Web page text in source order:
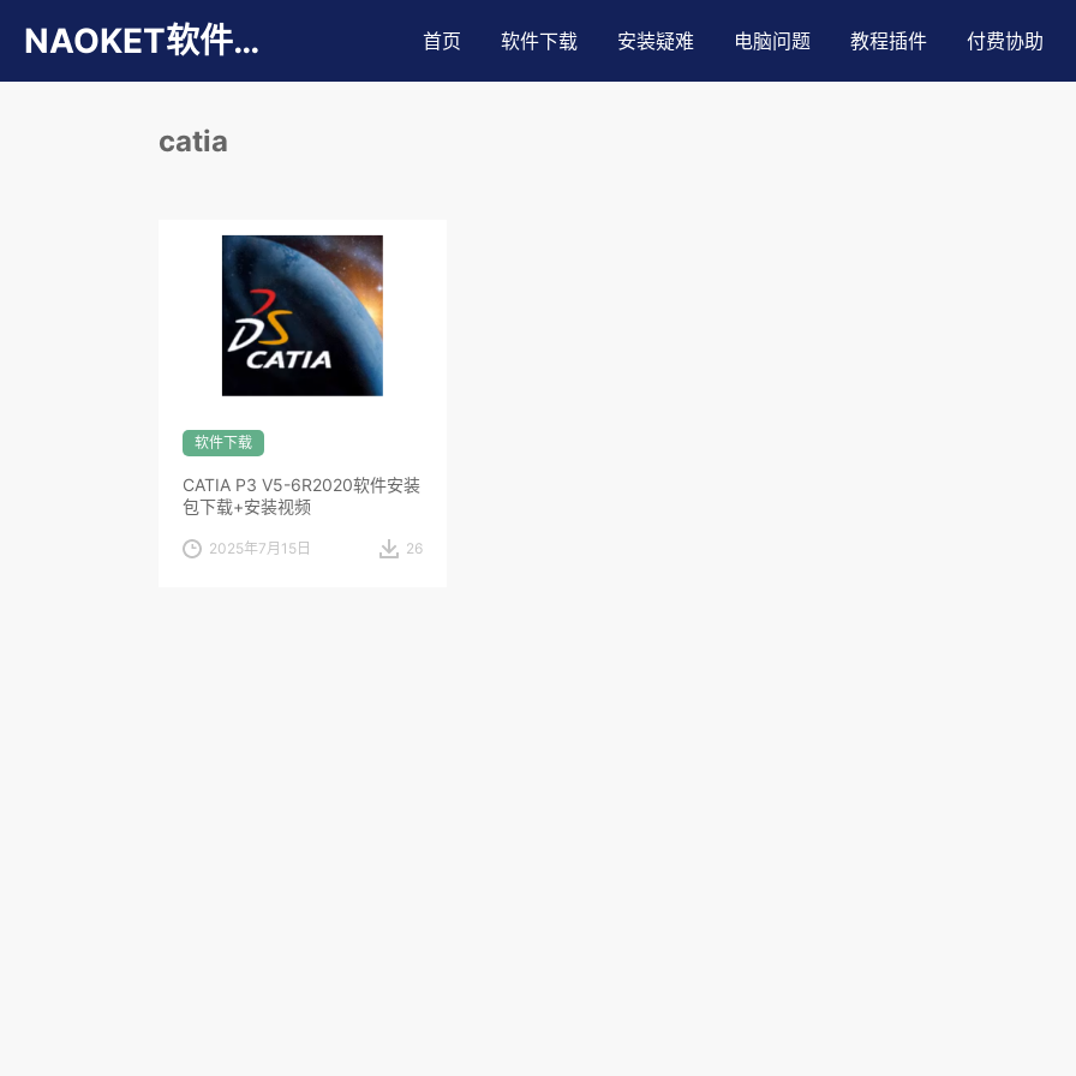
NAOKET软件库 首页 软件下载 安装疑难 电脑问题 教程插件 付费协助
catia
软件下载
CATIA P3 V5-6R2020软件安装
包下载+安装视频
2025年7月15日 26